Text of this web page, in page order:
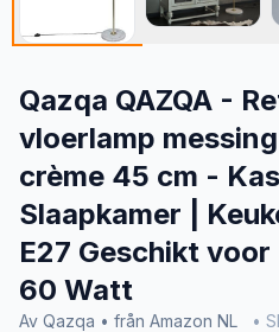
Qazqa QAZQA -
vloerlamp
crème 45 cm -
Slaapkamer |
E27 Geschikt voor
60 Watt
Av Qazqa • från Amazon NL •